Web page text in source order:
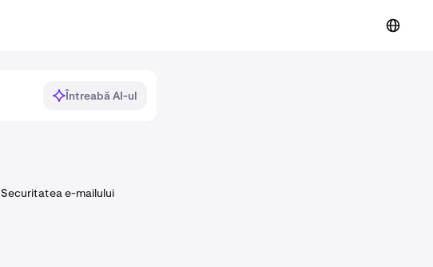
Întreabă AI-ul
Securitatea e-mailului